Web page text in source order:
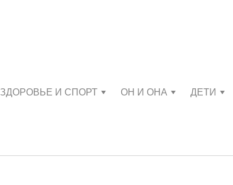
ЗДОРОВЬЕ И СПОРТ ОН И ОНА ДЕТИ